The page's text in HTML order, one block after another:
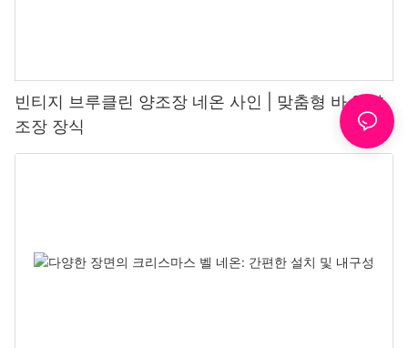
빈티지 브루클린 양조장 네온 사인 | 맞춤형 바 & 양
조장 장식